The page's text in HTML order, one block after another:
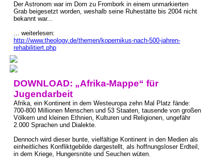
Der Astronom war im Dom zu Frombork in einem unmarkierten
Grab beigesetzt worden, weshalb seine Ruhestätte bis 2004 nicht
bekannt war...
... weiterlesen:
http://www.theology.de/themen/kopernikus-nach-500-jahren-
rehabilitiert.php
DOWNLOAD: „Afrika-Mappe“ für
Jugendarbeit
Afrika, ein Kontinent in dem Westeuropa zehn Mal Platz fände:
700-800 Millionen Menschen und 53 Staaten, tausende von großen
Völkern und kleinen Ethnien, Kulturen und Religionen, ungefähr
2.000 Sprachen und Dialekte.
Dennoch wird dieser bunte, vielfältige Kontinent in den Medien als
einheitliches Konfliktgebilde dargestellt, als hoffnungsloser Erdteil,
in dem Kriege, Hungersnöte und Seuchen wüten.